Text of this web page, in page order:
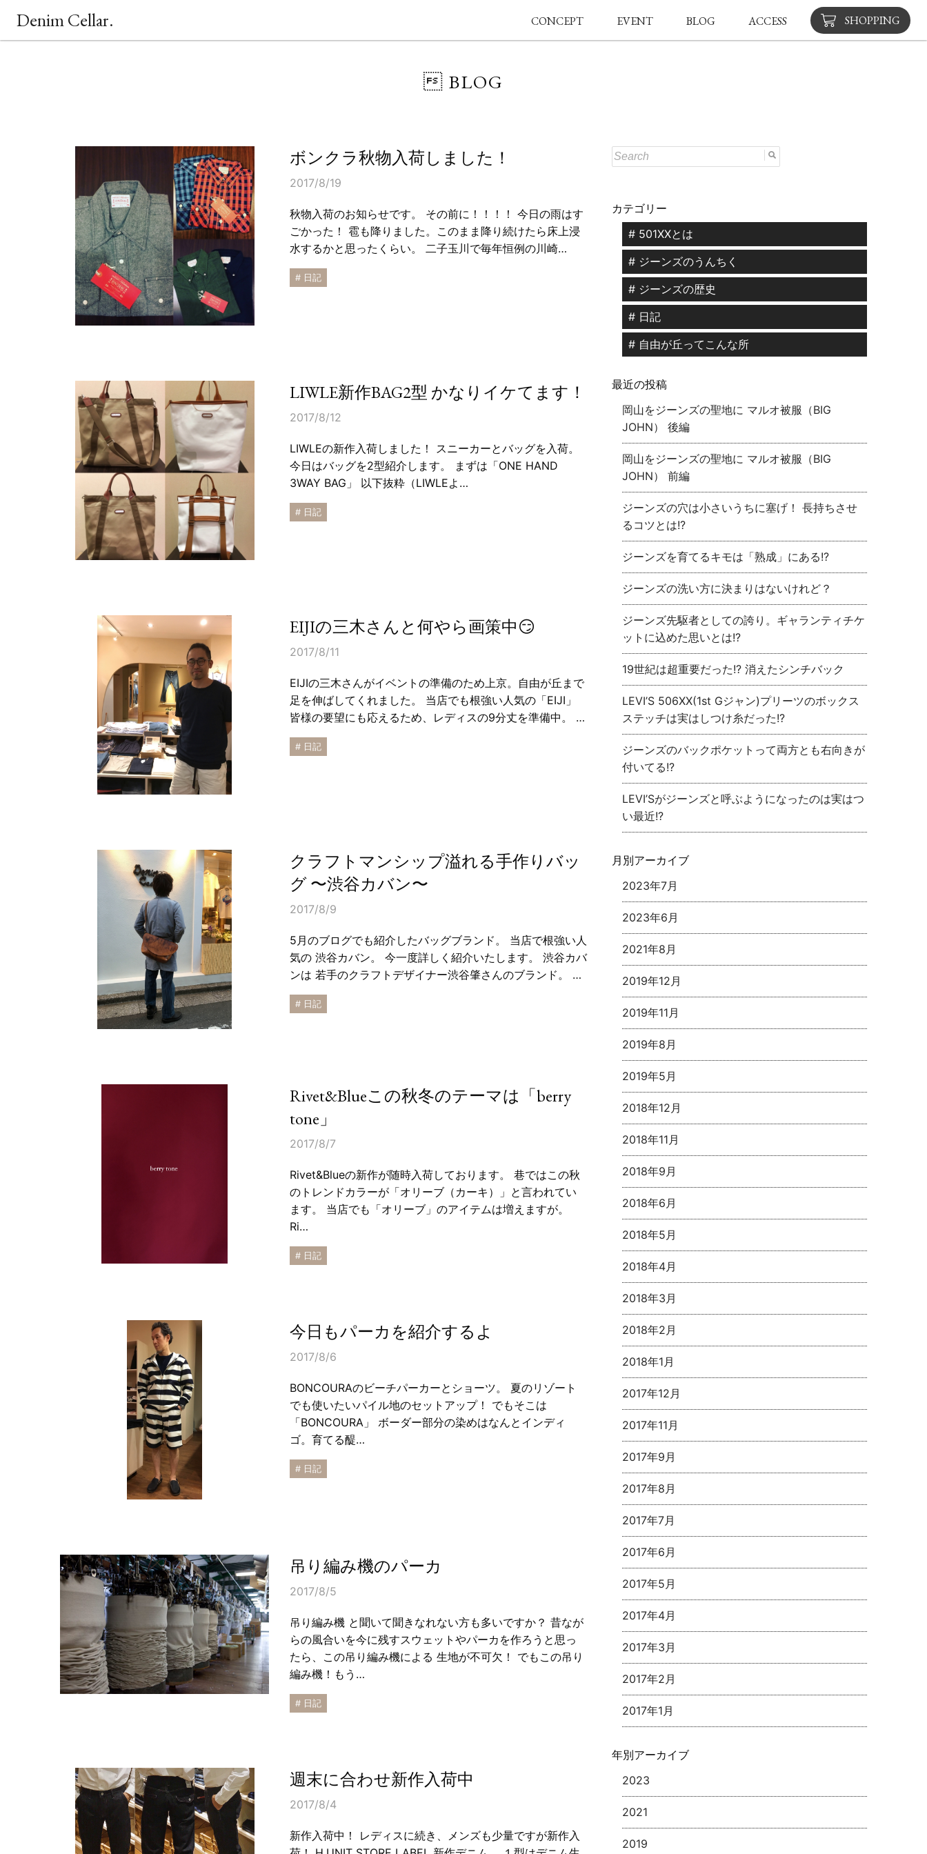
Denim Cellar. CONCEPT EVENT BLOG ACCESS SHOPPING
BLOG
ボンクラ秋物入荷しました！
2017/8/19
秋物入荷のお知らせです。 その前に！！！！ 今日の雨はす
ごかった！ 雹も降りました。このまま降り続けたら床上浸
水するかと思ったくらい。 二子玉川で毎年恒例の川崎…
# 日記
LIWLE新作BAG2型 かなりイケてます！
2017/8/12
LIWLEの新作入荷しました！ スニーカーとバッグを入荷。
今日はバッグを2型紹介します。 まずは「ONE HAND
3WAY BAG」 以下抜粋（LIWLEよ…
# 日記
EIJIの三木さんと何やら画策中😏
2017/8/11
EIJIの三木さんがイベントの準備のため上京。自由が丘まで
足を伸ばしてくれました。 当店でも根強い人気の「EIJI」
皆様の要望にも応えるため、レディスの9分丈を準備中。 …
# 日記
クラフトマンシップ溢れる手作りバッ
グ 〜渋谷カバン〜
2017/8/9
5月のブログでも紹介したバッグブランド。 当店で根強い人
気の 渋谷カバン。 今一度詳しく紹介いたします。 渋谷カバ
ンは 若手のクラフトデザイナー渋谷肇さんのブランド。 …
# 日記
Rivet&Blueこの秋冬のテーマは「berry
tone」
2017/8/7
Rivet&Blueの新作が随時入荷しております。 巷ではこの秋
のトレンドカラーが「オリーブ（カーキ）」と言われてい
ます。 当店でも「オリーブ」のアイテムは増えますが。
Ri…
# 日記
今日もパーカを紹介するよ
2017/8/6
BONCOURAのビーチパーカーとショーツ。 夏のリゾート
でも使いたいパイル地のセットアップ！ でもそこは
「BONCOURA」 ボーダー部分の染めはなんとインディ
ゴ。育てる醍…
# 日記
吊り編み機のパーカ
2017/8/5
吊り編み機 と聞いて聞きなれない方も多いですか？ 昔なが
らの風合いを今に残すスウェットやパーカを作ろうと思っ
たら、この吊り編み機による 生地が不可欠！ でもこの吊り
編み機！もう…
# 日記
週末に合わせ新作入荷中
2017/8/4
新作入荷中！ レディスに続き、メンズも少量ですが新作入
カテゴリー
# 501XXとは
# ジーンズのうんちく
# ジーンズの歴史
# 日記
# 自由が丘ってこんな所
最近の投稿
岡山をジーンズの聖地に マルオ被服（BIG
JOHN） 後編
岡山をジーンズの聖地に マルオ被服（BIG
JOHN） 前編
ジーンズの穴は小さいうちに塞げ！ 長持ちさせ
るコツとは!?
ジーンズを育てるキモは「熟成」にある!?
ジーンズの洗い方に決まりはないけれど？
ジーンズ先駆者としての誇り。ギャランティチケ
ットに込めた思いとは!?
19世紀は超重要だった!? 消えたシンチバック
LEVI’S 506XX(1st Gジャン)プリーツのボックス
ステッチは実はしつけ糸だった!?
ジーンズのバックポケットって両方とも右向きが
付いてる!?
LEVI’Sがジーンズと呼ぶようになったのは実はつ
い最近!?
月別アーカイブ
2023年7月
2023年6月
2021年8月
2019年12月
2019年11月
2019年8月
2019年5月
2018年12月
2018年11月
2018年9月
2018年6月
2018年5月
2018年4月
2018年3月
2018年2月
2018年1月
2017年12月
2017年11月
2017年9月
2017年8月
2017年7月
2017年6月
2017年5月
2017年4月
2017年3月
2017年2月
2017年1月
年別アーカイブ
2023
2021
2019